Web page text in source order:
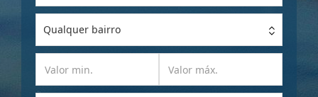
Qualquer bairro